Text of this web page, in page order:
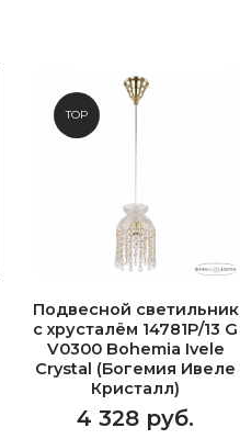
TOP
Подвесной светильник
с хрусталём 14781P/13 G
V0300 Bohemia Ivele
Crystal (Богемия Ивеле
Кристалл)
4 328 руб.